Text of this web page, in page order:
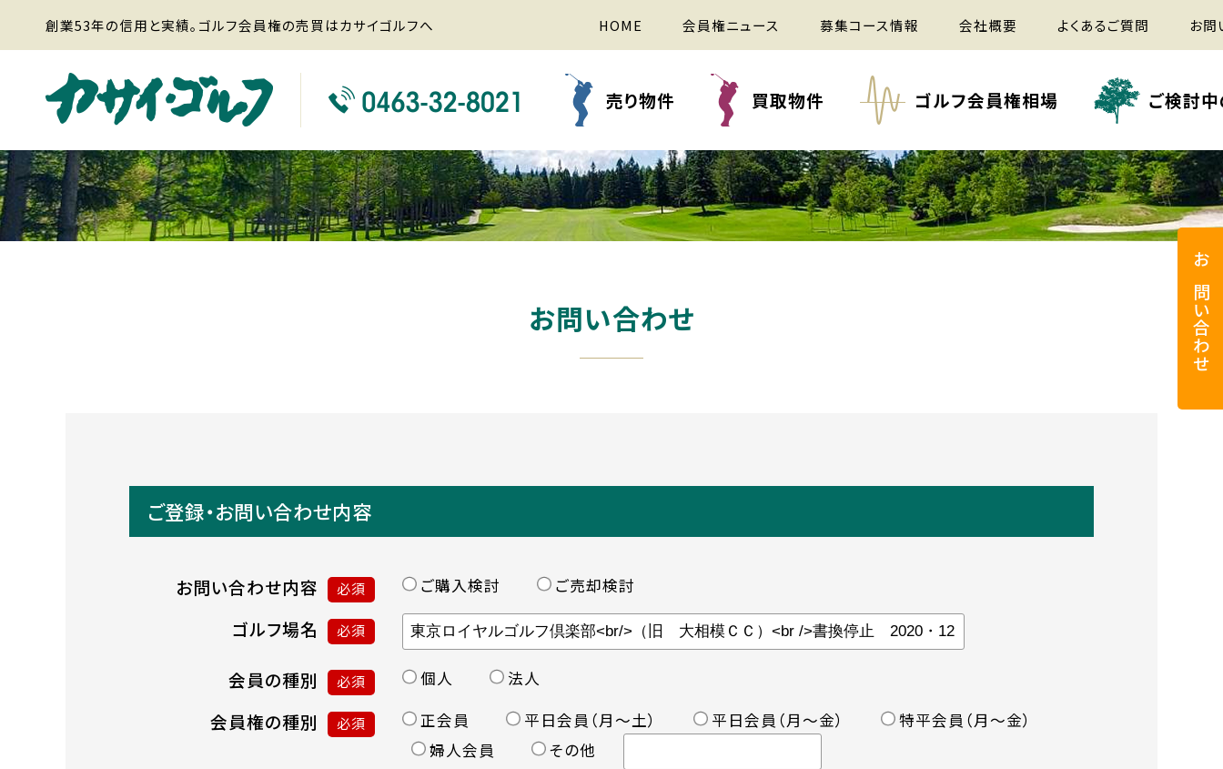
創業53年の信用と実績。ゴルフ会員権の売買はカサイゴルフへ HOME 会員権ニュース 募集コース情報 会社概要 よくあるご質問 お問
売り物件 買取物件 ゴルフ会員権相場 ご検討
お問い合わせ
ご登録・お問い合わせ内容
お問い合わせ内容 必須 ご購入検討 ご売却検討
ゴルフ場名 必須
会員の種別 必須 個人 法人
会員権の種別 必須 正会員 平日会員（月〜土） 平日会員（月〜金）
特平会員（月〜金）
婦人会員
その他
お問い合わせ